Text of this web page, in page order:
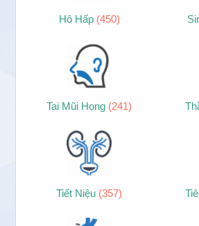
Hô Hấp (450)
Tai Mũi Họng (241)
Tiết Niệu (357)